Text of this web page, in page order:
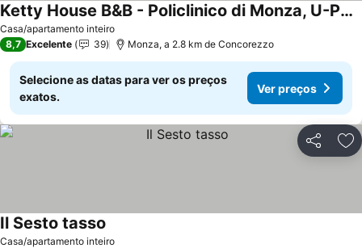
Casa/apartamento inteiro
Ketty House B&B - Policlinico di Monza, U-Power Stadium
8,7 Excelente 39 Monza, a 2.8 km de Concorezzo
Selecione as datas para ver os preços
exatos.
Ver preços
Partilhar
Casa/apartamento inteiro
Il Sesto tasso